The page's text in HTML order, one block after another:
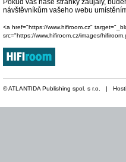
Pokud vás naše stránky zaujaly,
návštěvníkům vašeho webu
<a href="https://www.hifiroom.cz"
src="https://www.hifiroom.cz/images/
© ATLANTIDA Publishing spol. s r.o. |